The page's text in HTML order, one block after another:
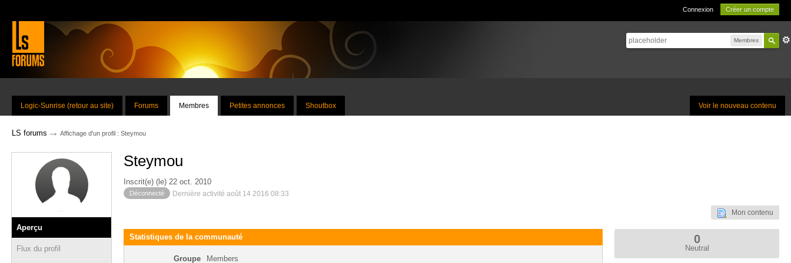
Connexion Créer un compte
Membres
Voir le nouveau contenu
Logic-Sunrise (retour au site) Forums Membres Petites annonces Shoutbox
LS forums → Affichage d'un profil : Steymou
Aperçu
Flux du profil
Steymou
Inscrit(e) (le) 22 oct. 2010
Déconnecté Dernière activité août 14 2016 08:33
Mon contenu
Statistiques de la communauté
Groupe Members
0
Neutral